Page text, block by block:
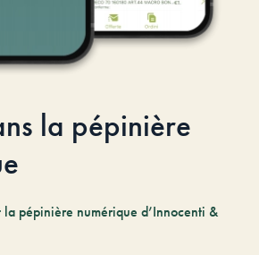
la pépinière
la pépinière numérique d’Innocenti &